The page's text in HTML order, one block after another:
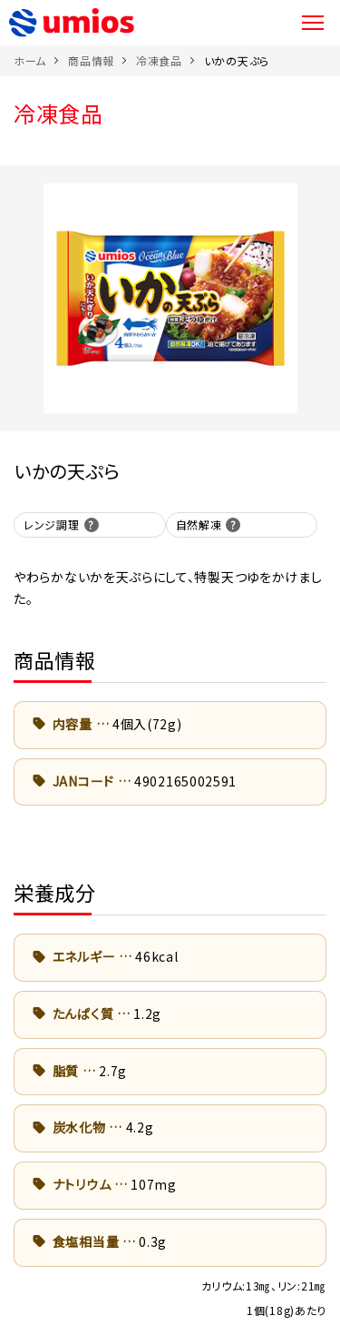
ホーム 商品情報 冷凍食品 いかの天ぷら
冷凍食品
いかの天ぷら
レンジ調理 自然解凍
やわらかないかを天ぷらにして、特製天つゆをかけまし
た。
商品情報
内容量 4個入(72g)
JANコード 4902165002591
栄養成分
エネルギー 46kcal
たんぱく質 1.2g
脂質 2.7g
炭水化物 4.2g
ナトリウム 107mg
食塩相当量 0.3g
カリウム:13㎎、リン:21㎎
1個(18g)あたり